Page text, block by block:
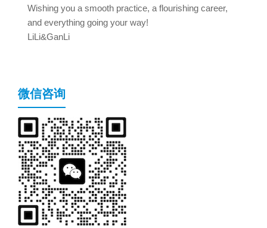
Wishing you a smooth practice, a flourishing career,
and everything going your way!
LiLi&GanLi
微信咨询